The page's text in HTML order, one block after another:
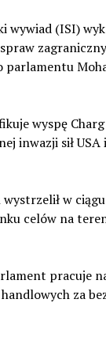
wywiad (ISI)
wyspę
inwazji sił USA
w
celów na
pracuje
za